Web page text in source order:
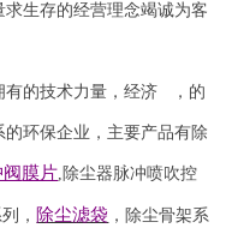
生存的经营理念竭诚为客
有的技术力量，经济 ，的
环保企业，主要产品有除
膜片, 除尘器脉冲喷吹控
， 除尘滤袋 ，除尘骨架系